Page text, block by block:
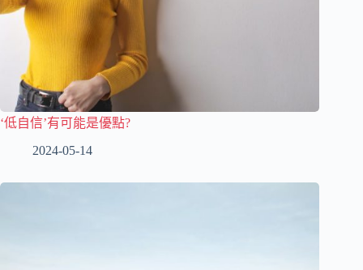
‘低自信’有可能是優點?
2024-05-14